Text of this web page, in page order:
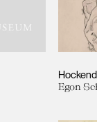
Egon